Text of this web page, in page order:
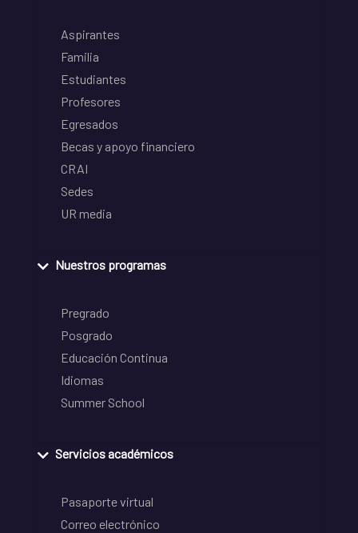
Aspirantes
Familia
Estudiantes
Profesores
Egresados
Becas y apoyo financiero
CRAI
Sedes
UR media
Nuestros programas
Pregrado
Posgrado
Educación Continua
Idiomas
Summer School
Servicios académicos
Pasaporte virtual
Correo electrónico